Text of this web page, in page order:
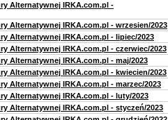
Alternatywnej IRKA.com.pl -
Alternatywnej IRKA.com.pl - wrzesien/2023
Alternatywnej IRKA.com.pl - lipiec/2023
Alternatywnej IRKA.com.pl - czerwiec/2023
Alternatywnej IRKA.com.pl - maj/2023
Alternatywnej IRKA.com.pl - kwiecien/2023
Alternatywnej IRKA.com.pl - marzec/2023
Alternatywnej IRKA.com.pl - luty/2023
Alternatywnej IRKA.com.pl - styczeń/2023